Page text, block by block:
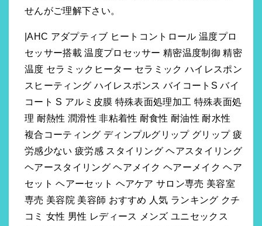
せんがご理解下さい。
|AHC アダプティブ ヒートコントロール 温度プロ
セッサー搭載 温度プロセッサー 精密温度制御 精密
温度 セラミックヒーター セラミック ハイレスポン
スヒーティング ハイレスポンス バイコートS バイ
コート S アルミ皮膜 特殊表面処理加工 特殊表面処
理 耐熱性 潤滑性 非粘着性 耐食性 耐油性 耐水性
複合コーティング ディンプルグリップ グリップ 疲
労感少ない 疲労感 スタイリング ヘアスタイリング
ヘアースタイリング ヘアメイク ヘアーメイク ヘア
セット ヘアーセット ヘアケア サロン専売 美容室
専売 美容院 美容師 おすすめ 人気 ランキング クチ
コミ 女性 男性 レディース メンズ ユニセックス